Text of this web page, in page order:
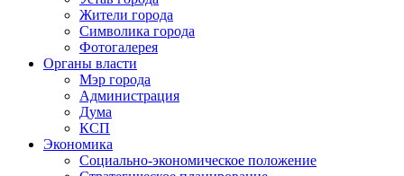
Жители города
Символика города
Фотогалерея
Органы власти
Мэр города
Администрация
Дума
КСП
Экономика
Социально-экономическое положение